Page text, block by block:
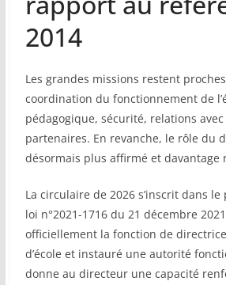
2014
Les grandes missions restent
coordination du fonctionnement de
pédagogique, sécurité, relations
partenaires. En revanche, le rôle du
désormais plus affirmé et davantage
La circulaire de 2026 s’inscrit dans
loi n°2021-1716 du 21 décembre
officiellement la fonction de
d’école et instauré une autorité
donne au directeur une capacité